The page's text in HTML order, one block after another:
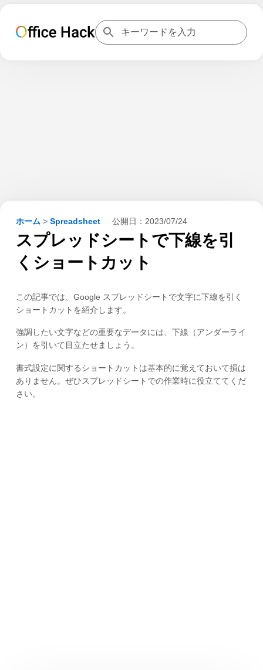
ホーム > Spreadsheet 公開日： 2023/07/24
スプレッドシートで下線を引
くショートカット
この記事では、Google スプレッドシートで文字に下線を引く
ショートカットを紹介します。
強調したい文字などの重要なデータには、下線（アンダーライ
ン）を引いて目立たせましょう。
書式設定に関するショートカットは基本的に覚えておいて損は
ありません。ぜひスプレッドシートでの作業時に役立ててくだ
さい。